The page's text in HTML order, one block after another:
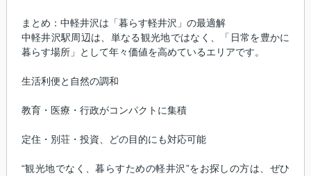
まとめ：中軽井沢は「暮らす軽井沢」の最適解
中軽井沢駅周辺は、単なる観光地ではなく、「日常を豊かに
暮らす場所」として年々価値を高めているエリアです。
生活利便と自然の調和
教育・医療・行政がコンパクトに集積
定住・別荘・投資、どの目的にも対応可能
“観光地でなく、暮らすための軽井沢”をお探しの方は、ぜひ